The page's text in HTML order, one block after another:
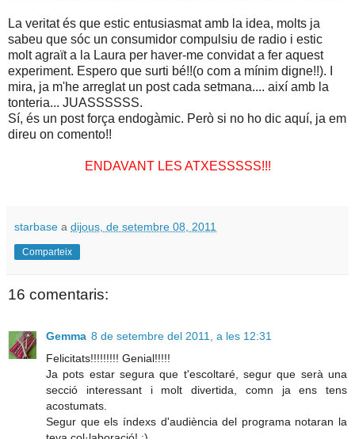
La veritat és que estic entusiasmat amb la idea, molts ja
sabeu que sóc un consumidor compulsiu de radio i estic
molt agraït a la Laura per haver-me convidat a fer aquest
experiment. Espero que surti bé!!(o com a mínim digne!!). I
mira, ja m'he arreglat un post cada setmana.... així amb la
tonteria... JUASSSSSS.
Sí, és un post força endogàmic. Però si no ho dic aquí, ja em
direu on comento!!
ENDAVANT LES ATXESSSSS!!!
starbase a dijous, de setembre 08, 2011
Comparteix
16 comentaris:
Gemma 8 de setembre del 2011, a les 12:31
Felicitats!!!!!!!!! Genial!!!!!
Ja pots estar segura que t'escoltaré, segur que serà una
secció interessant i molt divertida, comn ja ens tens
acostumats.
Segur que els índexs d'audiència del programa notaran la